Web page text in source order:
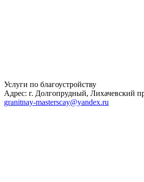
Услуги по благоустройству
Адрес: г. Долгопрудный, Лихачевский
granitnay-masterscay@yandex.ru